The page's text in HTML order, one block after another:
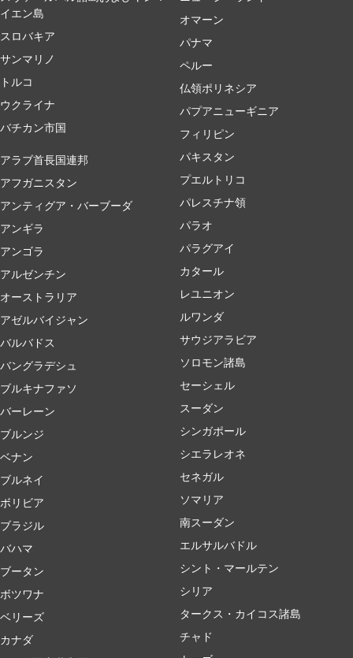
イエン島
スロバキア
サンマリノ
トルコ
ウクライナ
バチカン市国
アラブ首長国連邦
アフガニスタン
アンティグア・バーブーダ
アンギラ
アンゴラ
アルゼンチン
オーストラリア
アゼルバイジャン
バルバドス
バングラデシュ
ブルキナファソ
バーレーン
ブルンジ
ベナン
ブルネイ
ボリビア
ブラジル
バハマ
ブータン
ボツワナ
ベリーズ
カナダ
オマーン
パナマ
ペルー
仏領ポリネシア
パプアニューギニア
フィリピン
パキスタン
プエルトリコ
パレスチナ領
パラオ
パラグアイ
カタール
レユニオン
ルワンダ
サウジアラビア
ソロモン諸島
セーシェル
スーダン
シンガポール
シエラレオネ
セネガル
ソマリア
南スーダン
エルサルバドル
シント・マールテン
シリア
タークス・カイコス諸島
チャド